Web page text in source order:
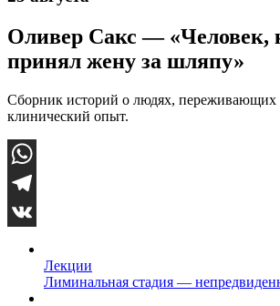
Оливер Сакс — «Человек,
принял жену за шляпу»
Сборник историй о людях, переживающих
клинический опыт.
WhatsApp
Telegram
Лекции
Лиминальная стадия —